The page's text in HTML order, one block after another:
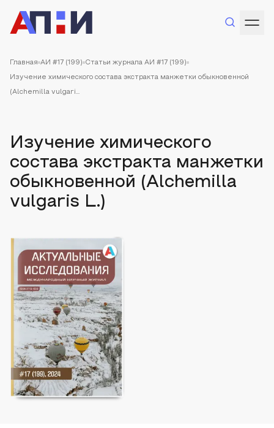
Главная АИ #17 (199) Статьи журнала АИ #17 (199)
Изучение химического состава экстракта манжетки обыкновенной
(Alchemilla vulgari...
Изучение химического
состава экстракта манжетки
обыкновенной (Alchemilla
vulgaris L.)